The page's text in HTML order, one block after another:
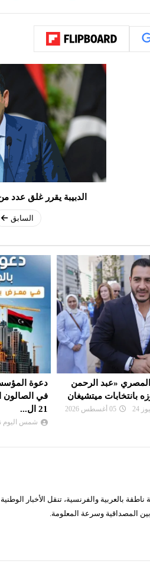
الدبيبة يقرر غلق عدد
السابق
التونسية للمشاركة
للبناء ببنغازي من
ايران :
اتفاق على
شمس اليوم
بالعربية والفرنسية، تنقل الأخبار
المصداقية وسرعة المعلومة.